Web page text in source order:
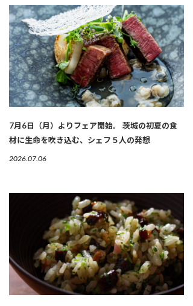
7月6日（月）よりフェア開始。 茨城の初夏の食
材に生命を吹き込む、シェフ５人の発想
2026.07.06